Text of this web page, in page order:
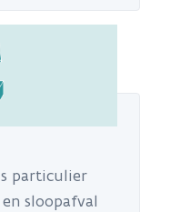
particulier
sloopafval